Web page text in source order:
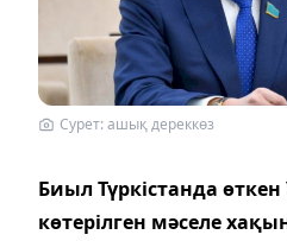
Сурет: ашық дереккөз
Биыл Түркістанда
көтерілген мәселе